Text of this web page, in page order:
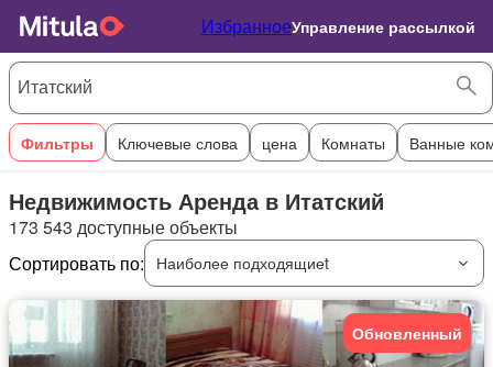
ИзбранноеУправление рассылкой
Фильтры Ключевые слова цена Комнаты Ванные
Недвижимость Аренда в Итатский
173 543 доступные объекты
Сортировать по:
Наиболее подходящиеt
Обновленный